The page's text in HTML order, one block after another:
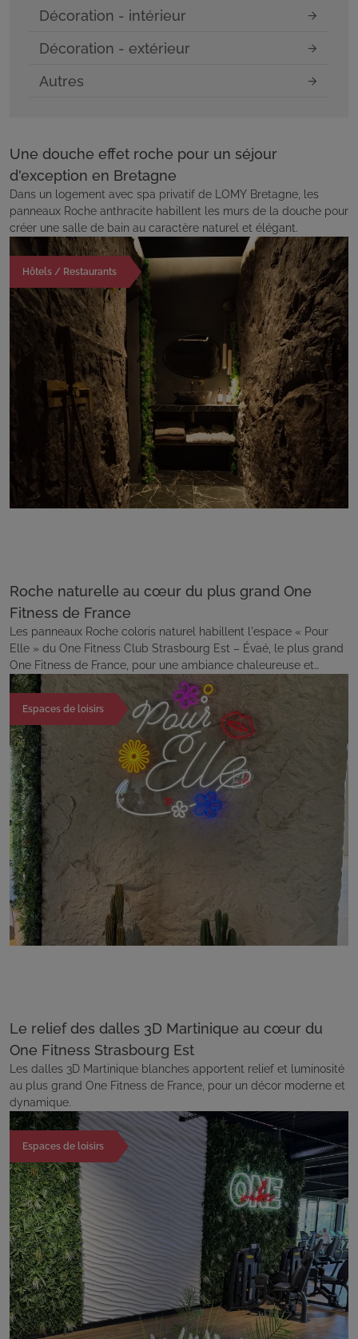
Décoration - intérieur
Décoration - extérieur
Autres
Une douche effet roche pour un séjour
d'exception en Bretagne
Dans un logement avec spa privatif de LOMY Bretagne, les
panneaux Roche anthracite habillent les murs de la douche pour
créer une salle de bain au caractère naturel et élégant.
Hôtels / Restaurants
Roche naturelle au cœur du plus grand One
Fitness de France
Les panneaux Roche coloris naturel habillent l'espace « Pour
Elle » du One Fitness Club Strasbourg Est – Évaé, le plus grand
One Fitness de France, pour une ambiance chaleureuse et
contemporaine.
Espaces de loisirs
Le relief des dalles 3D Martinique au cœur du
One Fitness Strasbourg Est
Les dalles 3D Martinique blanches apportent relief et luminosité
au plus grand One Fitness de France, pour un décor moderne et
dynamique.
Espaces de loisirs